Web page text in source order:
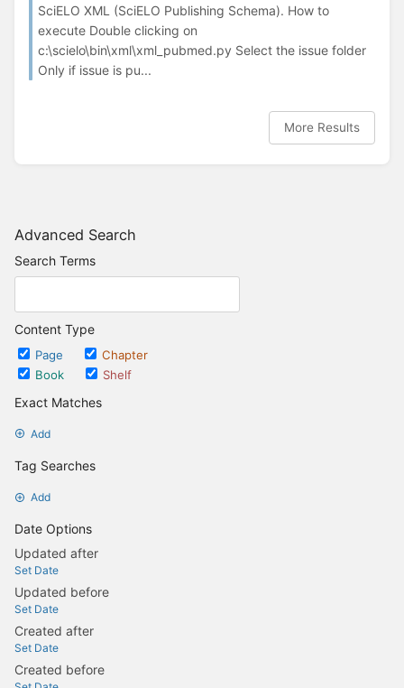
Advanced Search
Search Terms
Content Type
Page
Chapter
Book
Shelf
Exact Matches
Add
Tag Searches
Add
Date Options
Updated after
Set Date
Updated before
Set Date
Created after
Set Date
Created before
SciELO XML (SciELO Publishing Schema). How to
execute Double clicking on
c:\scielo\bin\xml\xml_pubmed.py Select the issue folder
Only if issue is pu...
More Results